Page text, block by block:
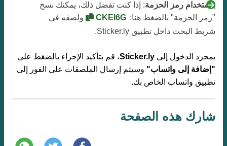
باستخدام رمز الحزمة: إذا كنت تفضل ذلك، يمكنك نسخ
"رمز الحزمة" بالضغط هنا: CKEI6G
ولصقه في
شريط البحث داخل تطبيق Sticker.ly.
بمجرد الدخول إلى Sticker.ly، قم بتأكيد الإجراء بالضغط على
"إضافة إلى واتساب" وسيتم إرسال الملصقات على الفور إلى
تطبيق واتساب الخاص بك.
شارك هذه الصفحة